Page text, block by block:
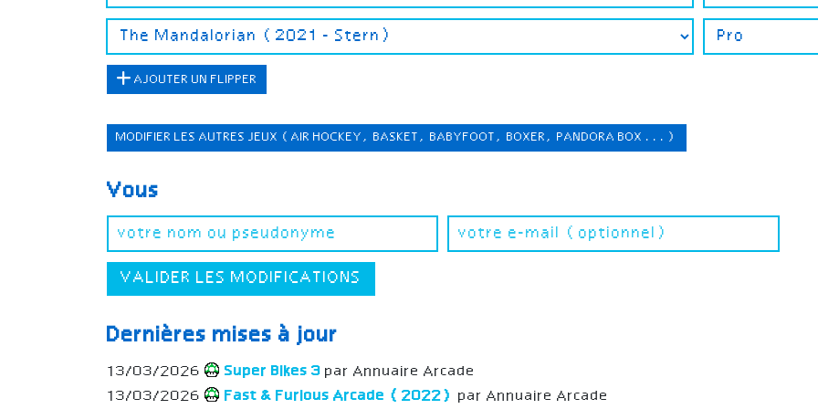
AJOUTER UN FLIPPER
MODIFIER LES AUTRES JEUX (AIR HOCKEY, BASKET, BABYFOOT, BOXER, PANDORA BOX ...)
Vous
VALIDER LES MODIFICATIONS
Dernières mises à jour
13/03/2026 Super Bikes 3 par Annuaire Arcade
13/03/2026
Fast & Furious Arcade (2022) par Annuaire Arcade